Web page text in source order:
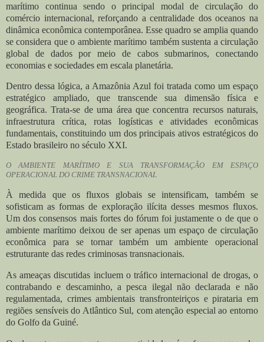
marítimo continua sendo o principal modal de circulação do
comércio internacional, reforçando a centralidade dos oceanos na
dinâmica econômica contemporânea. Esse quadro se amplia quando
se considera que o ambiente marítimo também sustenta a circulação
global de dados por meio de cabos submarinos, conectando
economias e sociedades em escala planetária.
Dentro dessa lógica, a Amazônia Azul foi tratada como um espaço
estratégico ampliado, que transcende sua dimensão física e
geográfica. Trata-se de uma área que concentra recursos naturais,
infraestrutura crítica, rotas logísticas e atividades econômicas
fundamentais, constituindo um dos principais ativos estratégicos do
Estado brasileiro no século XXI.
O AMBIENTE MARÍTIMO E SUA TRANSFORMAÇÃO EM ESPAÇO
OPERACIONAL DO CRIME TRANSNACIONAL
À medida que os fluxos globais se intensificam, também se
sofisticam as formas de exploração ilícita desses mesmos fluxos.
Um dos consensos mais fortes do fórum foi justamente o de que o
ambiente marítimo deixou de ser apenas um espaço de circulação
econômica para se tornar também um ambiente operacional
estruturante das redes criminosas transnacionais.
As ameaças discutidas incluem o tráfico internacional de drogas, o
contrabando e descaminho, a pesca ilegal não declarada e não
regulamentada, crimes ambientais transfronteiriços e pirataria em
regiões sensíveis do Atlântico Sul, com atenção especial ao entorno
do Golfo da Guiné.